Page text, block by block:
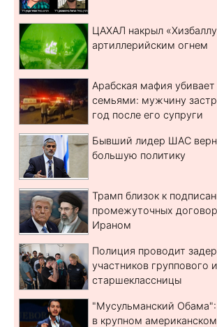
ЦАХАЛ накрыл
артиллерийским огнем
Арабская мафия
семьями: мужчину
год после его супруги
Бывший лидер ШАС
большую политику
Трамп близок к
промежуточных
Ираном
Полиция проводит
участников группового
старшеклассницы
"Мусульманский
в крупном